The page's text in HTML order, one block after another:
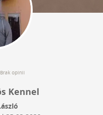
Brak opinii
Kennel